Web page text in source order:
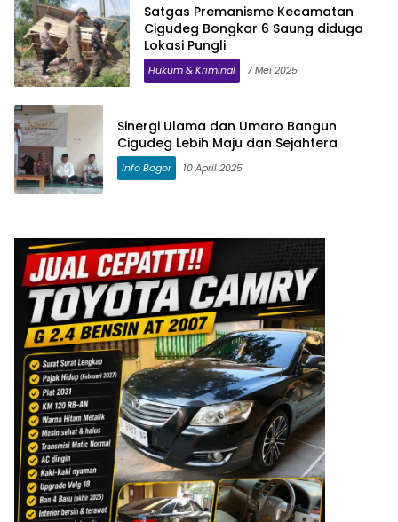
Satgas Premanisme Kecamatan
Cigudeg Bongkar 6 Saung diduga
Lokasi Pungli
Hukum & Kriminal 7 Mei 2025
Sinergi Ulama dan Umaro Bangun
Cigudeg Lebih Maju dan Sejahtera
Info Bogor 10 April 2025